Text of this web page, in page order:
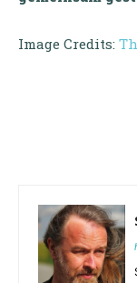
Image Credits: